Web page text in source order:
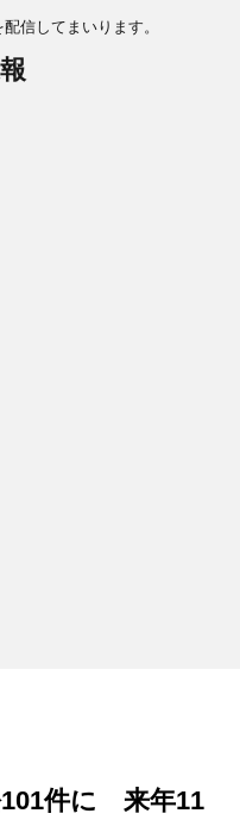
信してまいります。
101件に 来年11